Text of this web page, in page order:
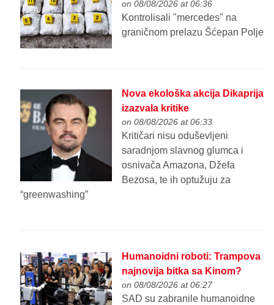
on 08/08/2026 at 06:36
Kontrolisali "mercedes" na
graničnom prelazu Šćepan Polje
Nova ekološka akcija Dikaprija
izazvala kritike
on 08/08/2026 at 06:33
Kritičari nisu oduševljeni
saradnjom slavnog glumca i
osnivača Amazona, Džefa
Bezosa, te ih optužuju za
“greenwashing”
Humanoidni roboti: Trampova
najnovija bitka sa Kinom?
on 08/08/2026 at 06:27
SAD su zabranile humanoidne